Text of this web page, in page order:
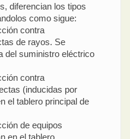
diferencian los tipos
como sigue:
contra
de rayos. Se
del suministro eléctrico
contra
(inducidas por
el tablero principal de
de equipos
en el tablero